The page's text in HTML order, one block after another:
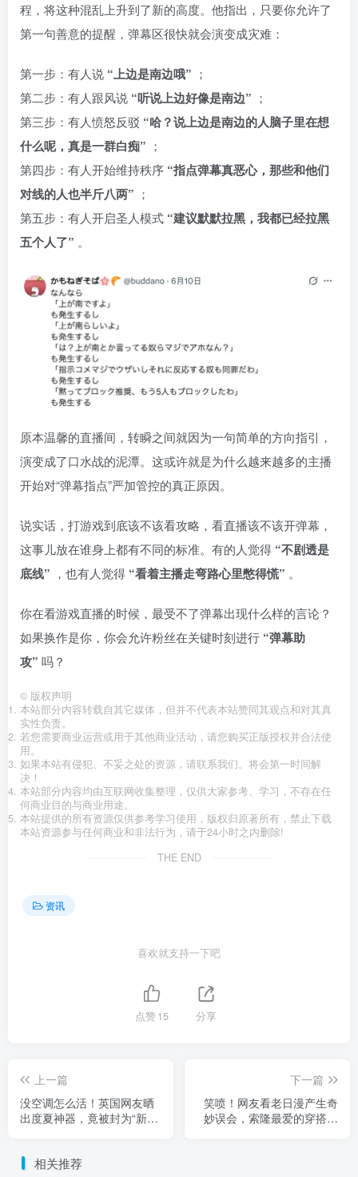
程，将这种混乱上升到了新的高度。他指出，只要你允许了
第一句善意的提醒，弹幕区很快就会演变成灾难：
第一步：有人说 “上边是南边哦” ；
第二步：有人跟风说 “听说上边好像是南边” ；
第三步：有人愤怒反驳 “哈？说上边是南边的人脑子里在想
什么呢，真是一群白痴” ；
第四步：有人开始维持秩序 “指点弹幕真恶心，那些和他们
对线的人也半斤八两” ；
第五步：有人开启圣人模式 “建议默默拉黑，我都已经拉黑
五个人了” 。
原本温馨的直播间，转瞬之间就因为一句简单的方向指引，
演变成了口水战的泥潭。这或许就是为什么越来越多的主播
开始对“弹幕指点”严加管控的真正原因。
说实话，打游戏到底该不该看攻略，看直播该不该开弹幕，
这事儿放在谁身上都有不同的标准。有的人觉得 “不剧透是
底线” ，也有人觉得 “看着主播走弯路心里憋得慌” 。
你在看游戏直播的时候，最受不了弹幕出现什么样的言论？
如果换作是你，你会允许粉丝在关键时刻进行 “弹幕助
攻” 吗？
© 版权声明
本站部分内容转载自其它媒体，但并不代表本站赞同其观点和对其真
实性负责。
若您需要商业运营或用于其他商业活动，请您购买正版授权并合法使
用。
如果本站有侵犯、不妥之处的资源，请联系我们。将会第一时间解
决！
本站部分内容均由互联网收集整理，仅供大家参考、学习，不存在任
何商业目的与商业用途。
本站提供的所有资源仅供参考学习使用，版权归原著所有，禁止下载
本站资源参与任何商业和非法行为，请于24小时之内删除!
THE END
资讯
喜欢就支持一下吧
点赞15 分享
上一篇
没空调怎么活！英国网友晒
出度夏神器，竟被封为“新时
下一篇
笑喷！网友看老日漫产生奇
妙误会，索隆最爱的穿搭竟
相关推荐